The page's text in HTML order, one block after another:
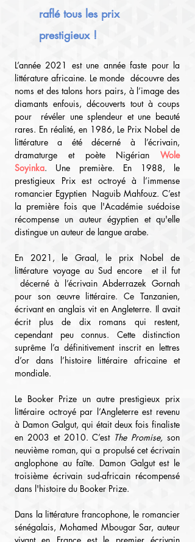
raflé tous les prix
prestigieux !
L’année 2021 est une année faste pour la
littérature africaine. Le monde  découvre des
noms et des talons hors pairs, à l’image des
diamants enfouis, découverts tout à coups
pour  révéler une splendeur et une beauté
rares. En réalité, en 1986, Le Prix Nobel de
littérature a été décerné à l’écrivain,
dramaturge et poète Nigérian Wole
Soyinka. Une première. En 1988, le
prestigieux Prix est octroyé à l’immense
romancier Egyptien  Naguib Mahfouz. C’est
la première fois que l'Académie suédoise
récompense un auteur égyptien et qu'elle
distingue un auteur de langue arabe.
En 2021, le Graal, le prix Nobel de
littérature voyage au Sud encore  et il fut
décerné à l’écrivain Abderrazek Gornah
pour son œuvre littéraire. Ce Tanzanien,
écrivant en anglais vit en Angleterre. Il avait
écrit plus de dix romans qui restent,
cependant peu connus. Cette distinction
suprême l’a définitivement inscrit en lettres
d’or dans l’histoire littéraire africaine et
mondiale.
Le Booker Prize un autre prestigieux prix
littéraire octroyé par l’Angleterre est revenu
à Damon Galgut, qui était deux fois finaliste
en 2003 et 2010. C’est The Promise, son
neuvième roman, qui a propulsé cet écrivain
anglophone au faîte. Damon Galgut est le
troisième écrivain sud-africain récompensé
dans l'histoire du Booker Prize.
Dans la littérature francophone, le romancier
sénégalais, Mohamed Mbougar Sar, auteur